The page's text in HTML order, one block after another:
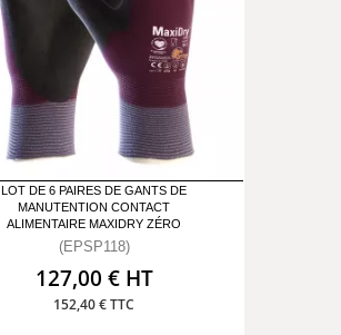
LOT DE 6 PAIRES DE GANTS DE
MANUTENTION CONTACT
ALIMENTAIRE MAXIDRY ZÉRO
(EPSP118)
127,00 € HT
152,40 € TTC